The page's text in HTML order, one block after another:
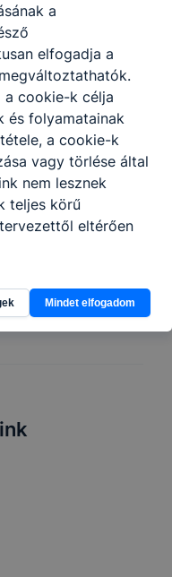
a
elfogadja a
a cookie-k célja
és folyamatainak
a cookie-k
vagy törlése által
nem lesznek
teljes körű
eltérően
Mindet elfogadom